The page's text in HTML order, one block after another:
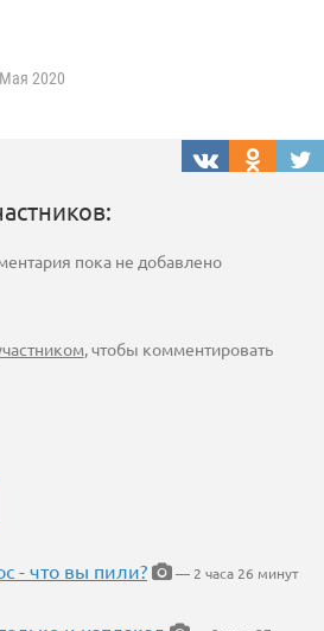
2020
пока не добавлено
, чтобы комментировать
- что вы пили?
— 2 часа 26 минут